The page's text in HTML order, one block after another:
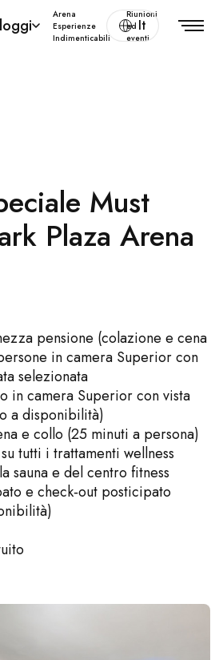
Arena
Esperienze
Indimenticabili
Riunioni
ed
eventi
It
Must
Plaza Arena
pensione (colazione e cena
in camera Superior con
selezionata
in camera Superior con vista
a disponibilità)
e collo (25 minuti a persona)
tutti i trattamenti wellness
sauna e del centro fitness
e check‑out posticipato